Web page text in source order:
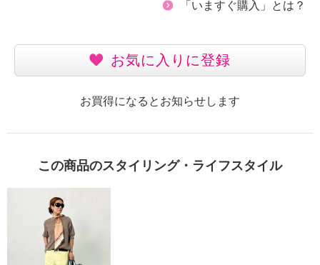
「いますぐ購入」とは？
お気に入りに登録
お買得になるとお知らせします
この商品のスタイリング・ライフスタイル